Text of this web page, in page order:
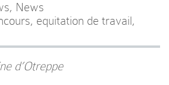
, News
, equitation de travail,
d’Otreppe